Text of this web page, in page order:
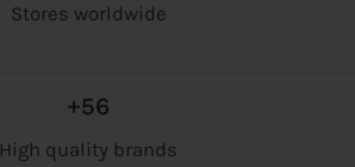
Stores worldwide
+56
High quality brands